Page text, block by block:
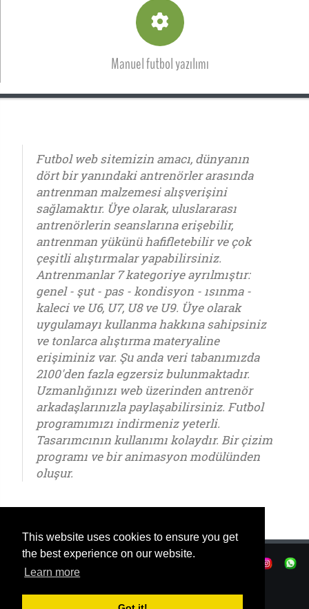
This website uses cookies to ensure you get
the best experience on our website.
Learn more
Manuel futbol yazılımı
Futbol web sitemizin amacı, dünyanın
dört bir yanındaki antrenörler arasında
antrenman malzemesi alışverişini
sağlamaktır. Üye olarak, uluslararası
antrenörlerin seanslarına erişebilir,
antrenman yükünü hafifletebilir ve çok
çeşitli alıştırmalar yapabilirsiniz.
Antrenmanlar 7 kategoriye ayrılmıştır:
genel - şut - pas - kondisyon - ısınma -
kaleci ve U6, U7, U8 ve U9. Üye olarak
uygulamayı kullanma hakkına sahipsiniz
ve tonlarca alıştırma materyaline
erişiminiz var. Şu anda veri tabanımızda
2100'den fazla egzersiz bulunmaktadır.
Uzmanlığınızı web üzerinden antrenör
arkadaşlarınızla paylaşabilirsiniz. Futbol
programımızı indirmeniz yeterli.
Tasarımcının kullanımı kolaydır. Bir çizim
programı ve bir animasyon modülünden
oluşur.
|